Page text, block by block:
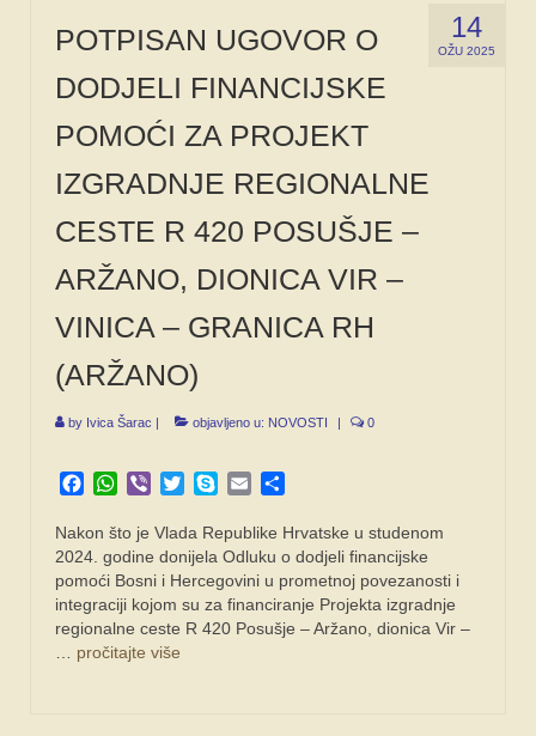
14
OŽU 2025
POTPISAN UGOVOR O
DODJELI FINANCIJSKE
POMOĆI ZA PROJEKT
IZGRADNJE REGIONALNE
CESTE R 420 POSUŠJE –
ARŽANO, DIONICA VIR –
VINICA – GRANICA RH
(ARŽANO)
by Ivica Šarac objavljeno u: NOVOSTI 0
Facebook
WhatsApp
Viber TwitterSkypeEmail
Nakon što je Vlada Republike Hrvatske u studenom
2024. godine donijela Odluku o dodjeli financijske
pomoći Bosni i Hercegovini u prometnoj povezanosti i
integraciji kojom su za financiranje Projekta izgradnje
regionalne ceste R 420 Posušje – Aržano, dionica Vir –
… pročitajte više